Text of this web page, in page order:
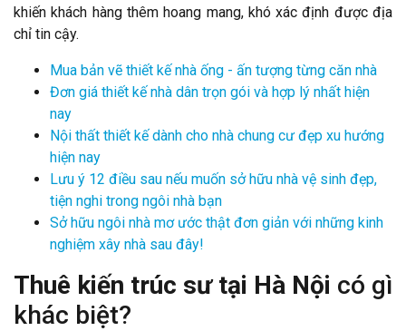
khiến khách hàng thêm hoang mang, khó xác định được địa
chỉ tin cậy.
Mua bản vẽ thiết kế nhà ống - ấn tượng từng căn nhà
Đơn giá thiết kế nhà dân trọn gói và hợp lý nhất hiện
nay
Nội thất thiết kế dành cho nhà chung cư đẹp xu hướng
hiện nay
Lưu ý 12 điều sau nếu muốn sở hữu nhà vệ sinh đẹp,
tiện nghi trong ngôi nhà bạn
Sở hữu ngôi nhà mơ ước thật đơn giản với những kinh
nghiệm xây nhà sau đây!
Thuê kiến trúc sư tại Hà Nội có gì
khác biệt?